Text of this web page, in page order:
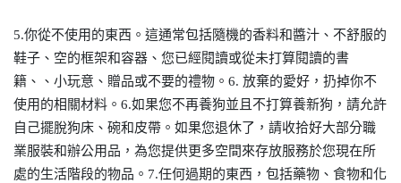
5.你從不使用的東西。這通常包括隨機的香料和醬汁、不舒服的
鞋子、空的框架和容器、您已經閱讀或從未打算閱讀的書
籍、、小玩意、贈品或不要的禮物。6. 放棄的愛好，扔掉你不
使用的相關材料。6.如果您不再養狗並且不打算養新狗，請允許
自己擺脫狗床、碗和皮帶。如果您退休了，請收拾好大部分職
業服裝和辦公用品，為您提供更多空間來存放服務於您現在所
處的生活階段的物品。7.任何過期的東西，包括藥物、食物和化